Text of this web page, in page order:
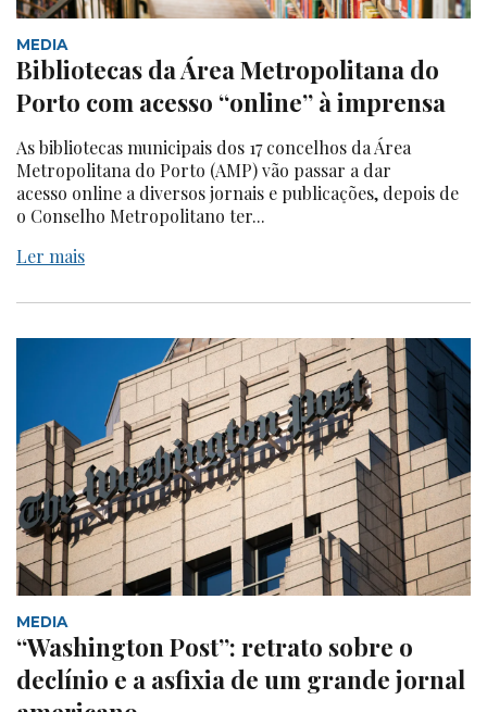
MEDIA
Bibliotecas da Área Metropolitana do
Porto com acesso “online” à imprensa
As bibliotecas municipais dos 17 concelhos da Área
Metropolitana do Porto (AMP) vão passar a dar
acesso online a diversos jornais e publicações, depois de
o Conselho Metropolitano ter...
Ler mais
MEDIA
“Washington Post”: retrato sobre o
declínio e a asfixia de um grande jornal